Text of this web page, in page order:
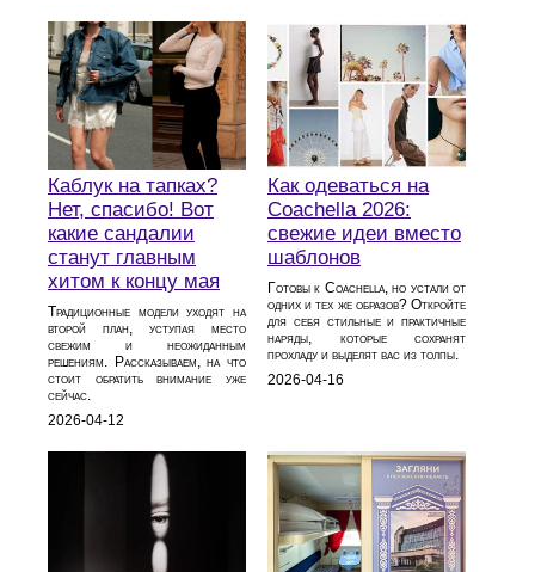
Каблук на тапках?
Нет, спасибо! Вот
какие сандалии
станут главным
хитом к концу мая
Традиционные модели уходят на
второй план, уступая место
свежим и неожиданным
решениям. Рассказываем, на что
стоит обратить внимание уже
сейчас.
2026-04-12
Как одеваться на
Coachella 2026:
свежие идеи вместо
шаблонов
Готовы к Coachella, но устали от
одних и тех же образов? Откройте
для себя стильные и практичные
наряды, которые сохранят
прохладу и выделят вас из толпы.
2026-04-16